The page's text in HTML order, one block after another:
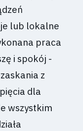
lub lokalne
praca
i spokój -
z
dla
wszystkim